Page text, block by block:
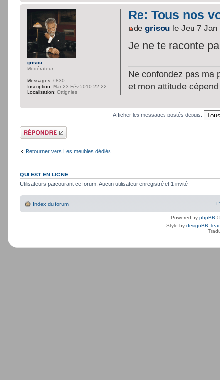
Re: Tous nos
degrisou le Jeu 7 Jan
Je ne te raconte
Ne confondez pas ma
et mon attitude
grisou
Modérateur
Messages: 6830
Inscription: Mar 23 Fév 2010 22:22
Localisation: Ottignies
Afficher les messages postés depuis:
Répondre
Retourner vers Les meubles dédiés
QUI EST EN LIGNE
Utilisateurs parcourant ce forum: Aucun utilisateur enregistré et 1 invité
Index du forum
Powered by phpBB
Style by designBB